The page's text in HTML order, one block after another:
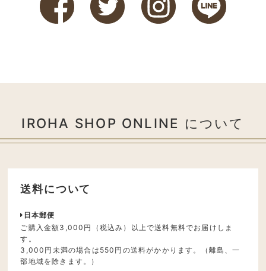
IROHA SHOP ONLINE について
送料について
日本郵便
ご購入金額3,000円（税込み）以上で送料無料でお届けしま
す。
3,000円未満の場合は550円の送料がかかります。（離島、一
部地域を除きます。）